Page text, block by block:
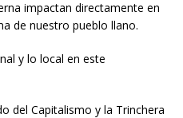
impactan directamente en
de nuestro pueblo llano.
y lo local en este
del Capitalismo y la Trinchera